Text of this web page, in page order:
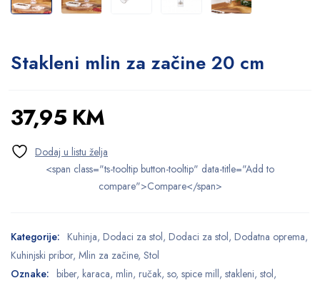
Stakleni mlin za začine 20 cm
37,95 KM
<span class="ts-tooltip button-tooltip" data-title="Add to
compare">Compare</span>
Kategorije: Kuhinja, Dodaci za stol, Dodaci za stol, Dodatna oprema,
Kuhinjski pribor, Mlin za začine, Stol
Oznake: biber, karaca, mlin, ručak, so, spice mill, stakleni, stol,